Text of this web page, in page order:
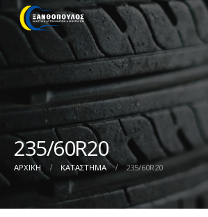
235/60R20
ΑΡΧΙΚΉ ΚΑΤΆΣΤΗΜΑ 235/60R20